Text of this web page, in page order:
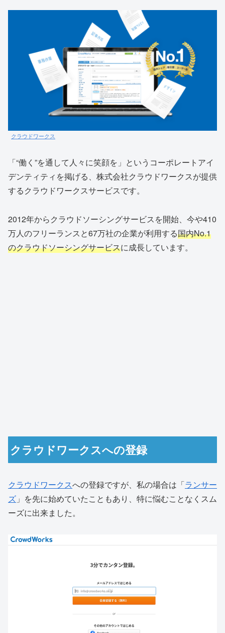
クラウドワークス
「“働く”を通して人々に笑顔を」というコーポレートアイ
デンティティを掲げる、株式会社クラウドワークスが提供
するクラウドワークスサービスです。
2012年からクラウドソーシングサービスを開始、今や410
万人のフリーランスと67万社の企業が利用する国内No.1
のクラウドソーシングサービスに成長しています。
クラウドワークスへの登録
クラウドワークスへの登録ですが、私の場合は「ランサー
ズ 」を先に始めていたこともあり、特に悩むことなくスム
ーズに出来ました。